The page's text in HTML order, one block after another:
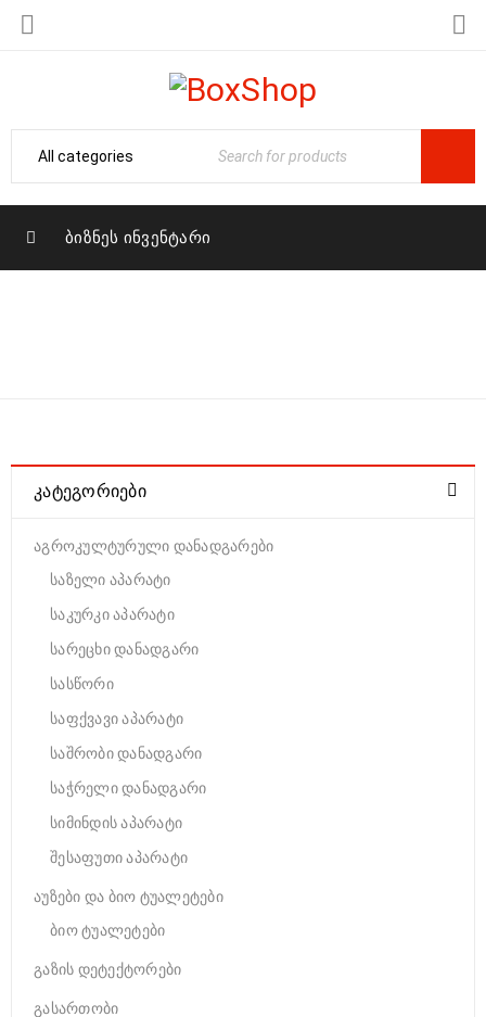
ᲑᲘᲖᲜᲔᲡ ᲘᲜᲕᲔᲜᲢᲐᲠᲘ
ᲙᲐᲢᲔᲒᲝᲠᲘᲔᲑᲘ
აგროკულტურული დანადგარები
საზელი აპარატი
საკურკი აპარატი
სარეცხი დანადგარი
სასწორი
საფქვავი აპარატი
საშრობი დანადგარი
საჭრელი დანადგარი
სიმინდის აპარატი
შესაფუთი აპარატი
აუზები და ბიო ტუალეტები
ბიო ტუალეტები
გაზის დეტექტორები
გასართობი